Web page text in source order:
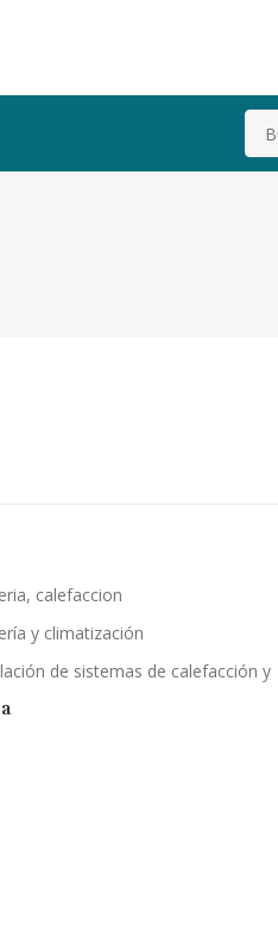
calefaccion
y climatización
de sistemas de calefacción y